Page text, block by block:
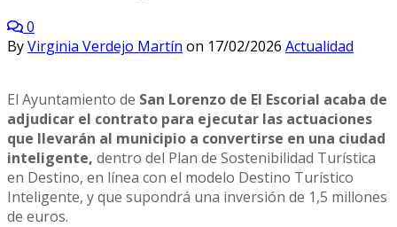
0
ByVirginia Verdejo Martín on 17/02/2026 Actualidad
El Ayuntamiento de San Lorenzo de El Escorial acaba de
adjudicar el contrato para ejecutar las actuaciones
que llevarán al municipio a convertirse en una ciudad
inteligente, dentro del Plan de Sostenibilidad Turística
en Destino, en línea con el modelo Destino Turístico
Inteligente, y que supondrá una inversión de 1,5 millones
de euros.